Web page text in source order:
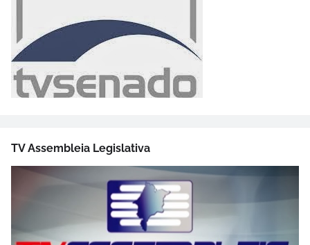
TV Assembleia Legislativa